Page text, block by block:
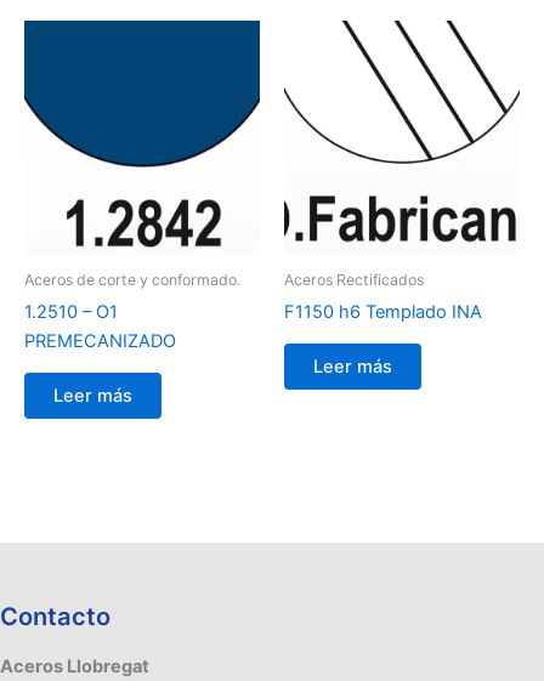
Aceros de corte y conformado.
1.2510 – O1
PREMECANIZADO
Leer más
Aceros Rectificados
F1150 h6 Templado INA
Leer más
Contacto
Aceros Llobregat